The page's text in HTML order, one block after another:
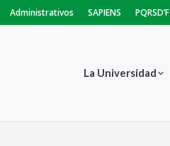
Administrativos SAPIENS PQRSD’F
La Universidad